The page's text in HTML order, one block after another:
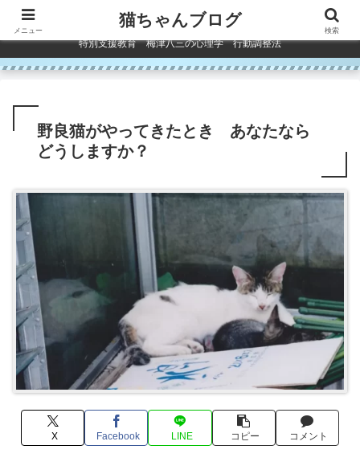
コンテンツへスキップ
特別支援教育 梅津八三の心理学 行動調整法
野良猫がやってきたとき あなたなら
どうしますか？
X Facebook LINE コピー コメント
メニュー
猫ちゃんブログ
検索